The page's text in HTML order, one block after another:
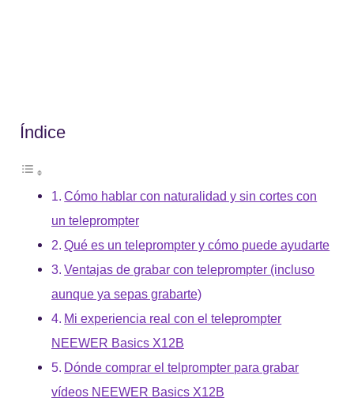
Índice
Cómo hablar con naturalidad y sin cortes con
un teleprompter
Qué es un teleprompter y cómo puede ayudarte
Ventajas de grabar con teleprompter (incluso
aunque ya sepas grabarte)
Mi experiencia real con el teleprompter
NEEWER Basics X12B
Dónde comprar el telprompter para grabar
vídeos NEEWER Basics X12B